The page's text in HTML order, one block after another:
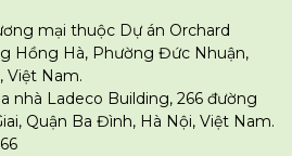
mại thuộc Dự án Orchard
Hồng Hà, Phường Đức Nhuận,
Việt Nam.
nhà Ladeco Building, 266 đường
Quận Ba Đình, Hà Nội, Việt Nam.